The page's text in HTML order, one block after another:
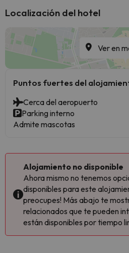
Localización del hotel
Ver en
Puntos fuertes del
Cerca del aeropuerto
Parking interno
Admite mascotas
Alojamiento no disponible
Ahora mismo no tenemos
disponibles para este
preocupes! Más abajo te
relacionados que te pueden
están disponibles por tiempo